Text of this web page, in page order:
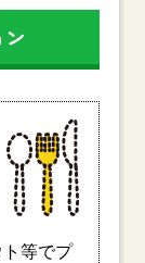
等でプ